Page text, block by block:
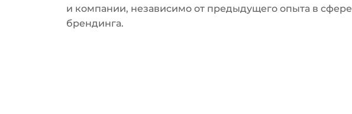
и компании, независимо от предыдущего опыта в сфере
брендинга.